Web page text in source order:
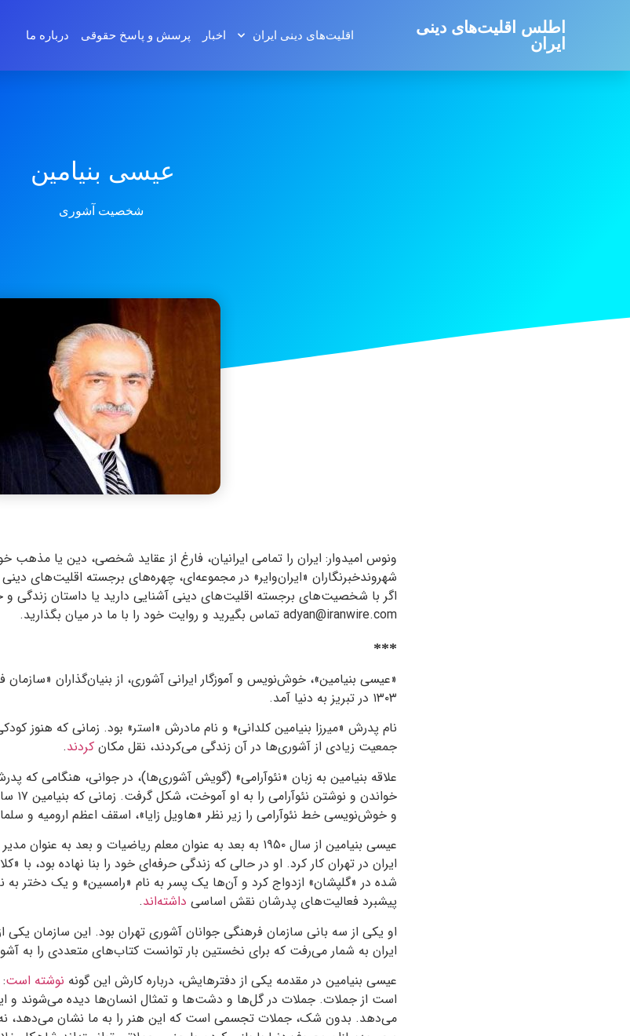
اطلس اقلیت‌های دینی
ایران
اقلیت‌های دینی ایران اخبار پرسش و پاسخ‌ حقوقی درباره ما
عیسی بنیامین
شخصیت آشوری
ونوس امیدوار: ایران را تمامی ایرانیان، فارغ از عقاید شخصی، دین یا مذهب‌
شهروندخبرنگاران «ایران‌وایر» در مجموعه‌ای، چهره‌های برجسته اقلیت‌های
اگر با شخصیت‌های برجسته اقلیت‌های دینی آشنایی دارید یا داستان زندگی و
adyan@iranwire.com تماس بگیرید و روایت خود را با ما در میان بگذارید.
***
«عیسی بنیامین»، خوش‌نویس و آموزگار ایرانی آشوری، از بنیان‌گذاران
۱۳۰۳ در تبریز به دنیا آمد.
نام پدرش «میرزا بنیامین کلدانی» و نام مادرش «استر» بود. زمانی که هنوز
جمعیت زیادی از آشوری‌ها در آن زندگی می‌کردند، نقل مکان کردند.
علاقه بنیامین به زبان «نئوآرامی» (گویش آشوری‌ها)، در جوانی، هنگامی که
خواندن و نوشتن نئوآرامی را به او آموخت، شکل گرفت. زمانی که بنیامین ۱۷
و خوش‌نویسی خط نئوآرامی را زیر نظر «هاویل زایا»، اسقف اعظم ارومیه و
عیسی بنیامین از سال ۱۹۵۰ به بعد به عنوان معلم ریاضیات و بعد به عنوان
ایران در تهران کار کرد. او در حالی که زندگی حرفه‌ای خود را بنا نهاده بود، با
شده در «گلپشان» ازدواج کرد و آن‌ها یک پسر به نام «رامسین» و یک دختر به
پیشبرد فعالیت‌های پدرشان نقش اساسی داشته‌اند.
او یکی از سه بانی سازمان فرهنگی جوانان آشوری تهران بود. این سازمان یکی
ایران به شمار می‌رفت که برای نخستین بار توانست کتاب‌های متعددی را به
عیسی بنیامین در مقدمه یکی از دفترهایش، درباره کارش این گونه نوشته است
است از جملات. جملات در گل‌ها و دشت‌ها و تمثال انسان‌ها دیده می‌شوند و
می‌دهد. بدون شک، جملات تجسمی است که این هنر را به ما نشان می‌دهد،